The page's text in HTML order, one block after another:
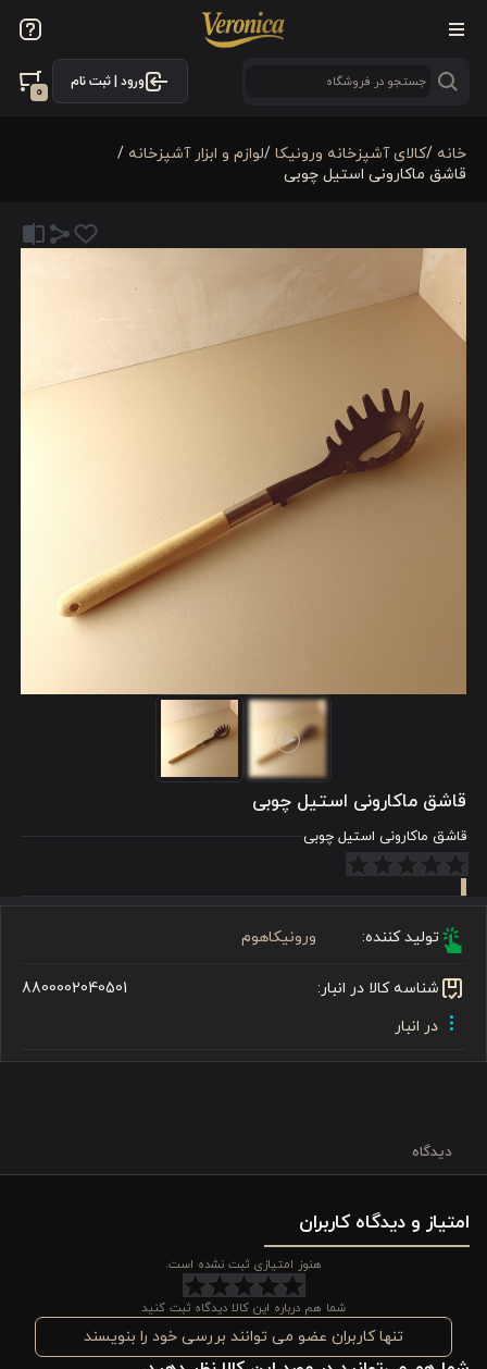
ورود | ثبت نام
0
خانه /كالای آشپزخانه ورونیکا /لوازم و ابزار آشپزخانه /
قاشق ماکارونی استیل چوبی
قاشق ماکارونی استیل چوبی
قاشق ماکارونی استیل چوبی
تولید کننده: ورونیکاهوم
شناسه کالا در انبار:
8800002040501
در انبار
دیدگاه
امتیاز و دیدگاه کاربران
هنوز امتیازی ثبت نشده است.
شما هم درباره این کالا دیدگاه ثبت کنید
تنها کاربران عضو می توانند بررسی خود را بنویسند